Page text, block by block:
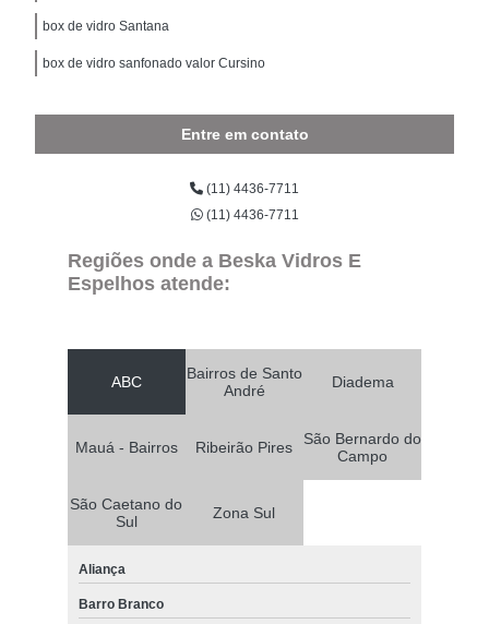
box de vidro Santana
box de vidro sanfonado valor Cursino
Entre em contato
(11) 4436-7711
(11) 4436-7711
Regiões onde a Beska Vidros E
Espelhos atende:
ABC
Bairros de Santo
André
Diadema
Mauá - Bairros Ribeirão Pires
São Bernardo do
Campo
São Caetano do
Sul
Zona Sul
Aliança
Barro Branco